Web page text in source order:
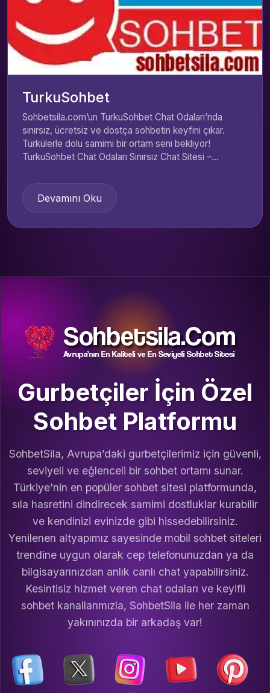
TurkuSohbet
Sohbetsila.com’un TurkuSohbet Chat Odaları’nda
sınırsız, ücretsiz ve dostça sohbetin keyfini çıkar.
Türkülerle dolu samimi bir ortam seni bekliyor!
TurkuSohbet Chat Odaları Sınırsız Chat Sitesi –...
Devamını Oku
Gurbetçiler İçin Özel
Sohbet Platformu
SohbetSila, Avrupa’daki gurbetçilerimiz için güvenli,
seviyeli ve eğlenceli bir sohbet ortamı sunar.
Türkiye'nin en popüler sohbet sitesi platformunda,
sıla hasretini dindirecek samimi dostluklar kurabilir
ve kendinizi evinizde gibi hissedebilirsiniz.
Yenilenen altyapımız sayesinde mobil sohbet siteleri
trendine uygun olarak cep telefonunuzdan ya da
bilgisayarınızdan anlık canlı chat yapabilirsiniz.
Kesintisiz hizmet veren chat odaları ve keyifli
sohbet kanallarımızla, SohbetSila ile her zaman
yakınınızda bir arkadaş var!